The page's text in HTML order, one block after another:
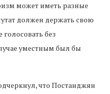
может иметь разные
должен держать свою
без
уместным был бы
что Постанджян